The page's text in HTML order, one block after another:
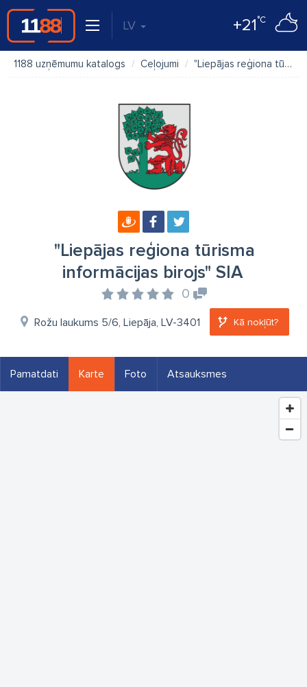
LV +21°C
1188 uzņēmumu katalogs Ceļojumi "Liepājas reģiona tūrisma informācijas birojs" SIA
"Liepājas reģiona tūrisma
informācijas birojs" SIA
0
Rožu laukums 5/6, Liepāja, LV-3401 Kā nokļūt?
Pamatdati Karte Foto Atsauksmes